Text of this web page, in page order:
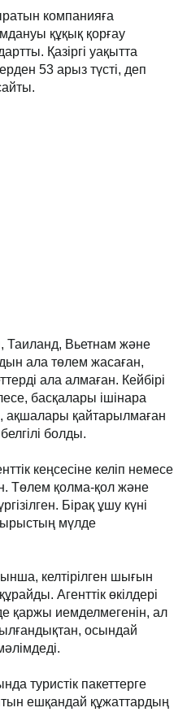
компанияға
құқық қорғау
Қазіргі уақытта
53 арыз түсті, деп
Таиланд, Вьетнам және
ала төлем жасаған,
ала алмаған. Кейбірі
басқалары ішінара
ақшалары қайтарылмаған
болды.
кеңсесіне келіп немесе
Төлем қолма-қол және
Бірақ ұшу күні
мүлде
келтірілген шығын
Агенттік өкілдері
қаржы иемделмегенін, ал
осындай
туристік пакеттерге
ешқандай құжаттардың